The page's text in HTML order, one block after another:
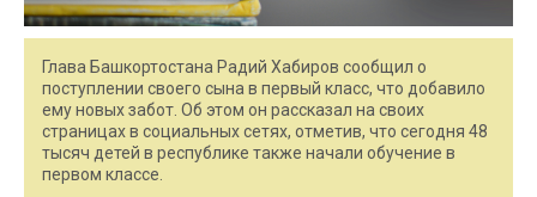
Глава Башкортостана Радий Хабиров сообщил о
поступлении своего сына в первый класс, что добавило
ему новых забот. Об этом он рассказал на своих
страницах в социальных сетях, отметив, что сегодня 48
тысяч детей в республике также начали обучение в
первом классе.